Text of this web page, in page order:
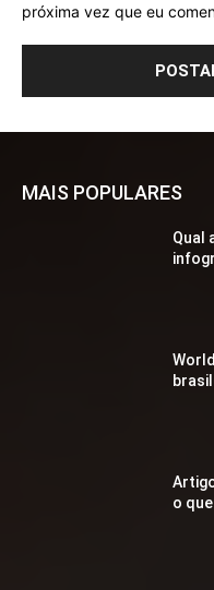
próxima vez que eu
MAIS POPULARES
Qual
o